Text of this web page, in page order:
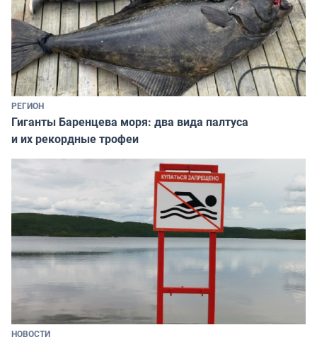
РЕГИОН
Гиганты Баренцева моря: два вида палтуса
и их рекордные трофеи
НОВОСТИ